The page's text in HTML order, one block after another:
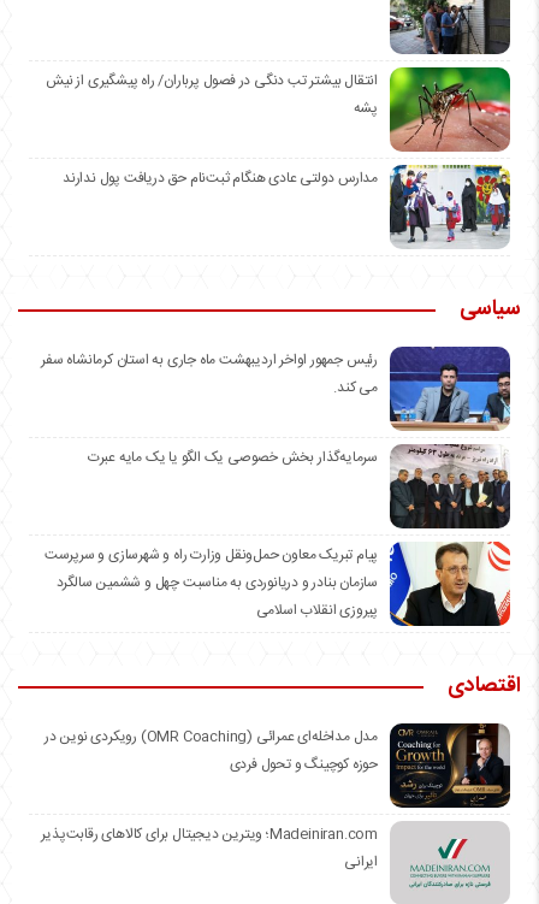
انتقال بیشتر تب دنگی در فصول پرباران/ راه پیشگیری از نیش
پشه
مدارس دولتی عادی هنگام ثبت‌نام حق دریافت پول ندارند
سیاسی
رئیس جمهور اواخر اردیبهشت ماه جاری به استان کرمانشاه سفر
می کند.
سرمایه‌گذار بخش خصوصی یک الگو یا یک مایه عبرت
️پیام تبریک معاون حمل‌ونقل وزارت راه و شهرسازی و سرپرست
سازمان بنادر و دریانوردی به مناسبت چهل و ششمین سالگرد
پیروزی انقلاب اسلامی
اقتصادی
مدل مداخله‌ای عمرائی (OMR Coaching) رویکردی نوین در
حوزه کوچینگ و تحول فردی
Madeiniran.com؛ ویترین دیجیتال برای کالاهای رقابت‌پذیر
ایرانی